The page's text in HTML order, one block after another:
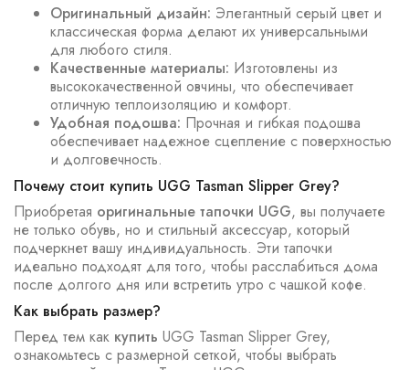
Оригинальный дизайн: Элегантный серый цвет и
классическая форма делают их универсальными
для любого стиля.
Качественные материалы: Изготовлены из
высококачественной овчины, что обеспечивает
отличную теплоизоляцию и комфорт.
Удобная подошва: Прочная и гибкая подошва
обеспечивает надежное сцепление с поверхностью
и долговечность.
Почему стоит купить UGG Tasman Slipper Grey?
Приобретая оригинальные тапочки UGG, вы получаете
не только обувь, но и стильный аксессуар, который
подчеркнет вашу индивидуальность. Эти тапочки
идеально подходят для того, чтобы расслабиться дома
после долгого дня или встретить утро с чашкой кофе.
Как выбрать размер?
Перед тем как купить UGG Tasman Slipper Grey,
ознакомьтесь с размерной сеткой, чтобы выбрать